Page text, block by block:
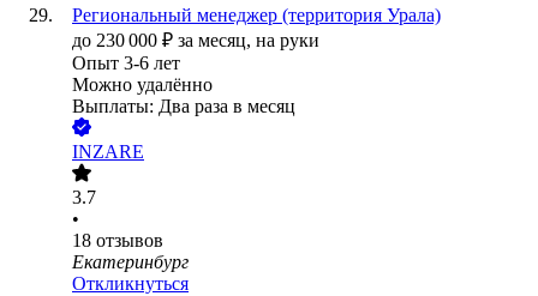
Региональный менеджер (территория Урала)
до 230 000 ₽ за месяц, на руки
Опыт 3-6 лет
Можно удалённо
Выплаты: Два раза в месяц
INZARE
3.7
•
18 отзывов
Екатеринбург
Откликнуться